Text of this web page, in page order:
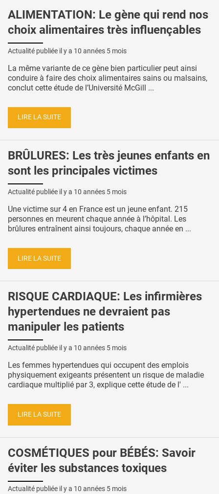
ALIMENTATION: Le gène qui rend nos
choix alimentaires très influençables
Actualité publiée il y a 10 années 5 mois
La même variante de ce gène bien particulier peut ainsi
conduire à faire des choix alimentaires sains ou malsains,
conclut cette étude de l’Université McGill ...
LIRE LA SUITE
BRÛLURES: Les très jeunes enfants en
sont les principales victimes
Actualité publiée il y a 10 années 5 mois
Une victime sur 4 en France est un jeune enfant. 215
personnes en meurent chaque année à l’hôpital. Les
brûlures entraînent ainsi toujours, chaque année en ...
LIRE LA SUITE
RISQUE CARDIAQUE: Les infirmières
hypertendues ne devraient pas
manipuler les patients
Actualité publiée il y a 10 années 5 mois
Les femmes hypertendues qui occupent des emplois
physiquement exigeants présentent un risque de maladie
cardiaque multiplié par 3, explique cette étude de l' ...
LIRE LA SUITE
COSMÉTIQUES pour BÉBÉS: Savoir
éviter les substances toxiques
Actualité publiée il y a 10 années 5 mois